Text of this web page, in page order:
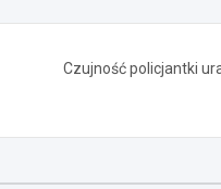
Czujność policjantki